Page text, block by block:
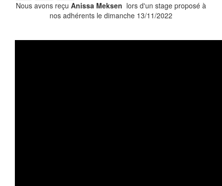
Nous avons reçu Anissa Meksen lors d'un stage proposé à
nos adhérents le dimanche 13/11/2022